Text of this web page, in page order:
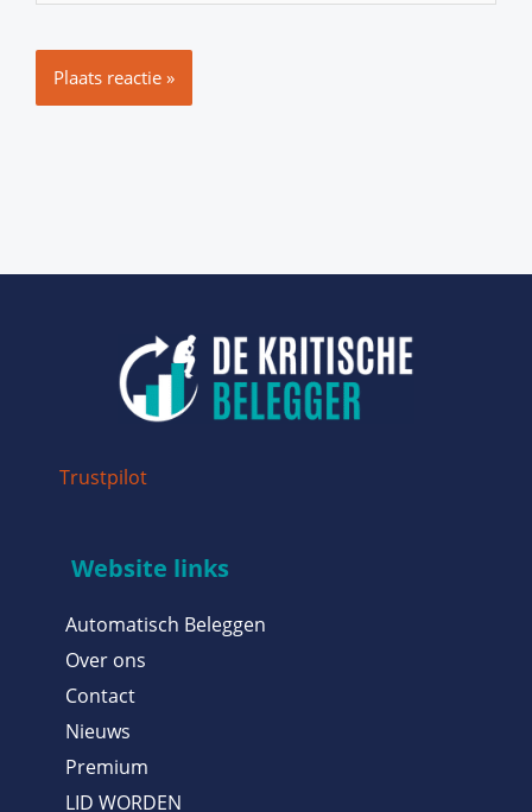
Trustpilot
Website links
Automatisch Beleggen
Over ons
Contact
Nieuws
Premium
LID WORDEN